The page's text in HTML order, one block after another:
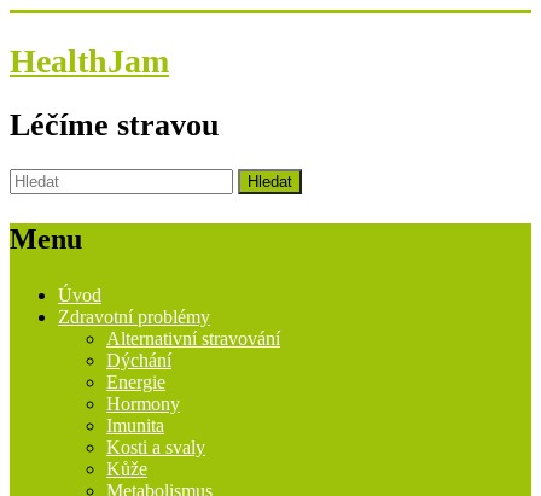
HealthJam
Léčíme stravou
Menu
Úvod
Zdravotní problémy
Alternativní stravování
Dýchání
Energie
Hormony
Imunita
Kosti a svaly
Kůže
Metabolismus